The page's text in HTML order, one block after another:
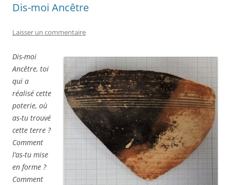
Dis-moi Ancêtre
Laisser un commentaire
Dis-moi
Ancêtre, toi
qui a
réalisé cette
poterie, où
as-tu trouvé
cette terre ?
Comment
l’as-tu mise
en forme ?
Comment